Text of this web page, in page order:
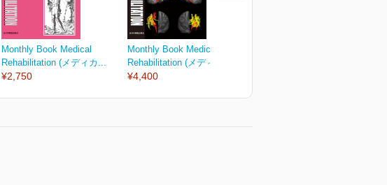
Monthly Book Medical
Rehabilitation (メディカ...
¥2,750
Monthly Book Medical
Rehabilitation (メディカ...
¥4,400